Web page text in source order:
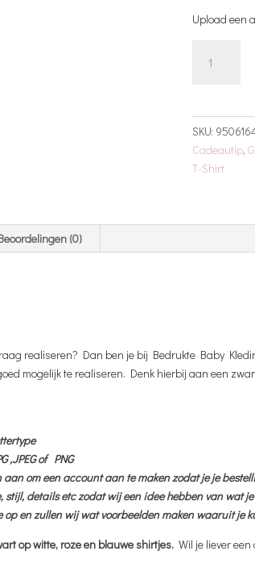
Upload een
Shirt
Zwart
SKU:
Cadeautip,
T-Shirt
(0)
realiseren? Dan ben je bij Bedrukte Baby
mogelijk te realiseren. Denk hierbij aan een
,JPEG of PNG
om een account aan te maken zodat je je
details etc zodat wij een idee hebben van wat
en zullen wij wat voorbeelden maken waaruit je
op witte, roze en blauwe shirtjes. Wil je liever